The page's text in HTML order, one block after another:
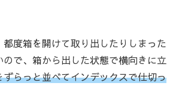
度箱を開けて取り出したりしまった
ので、箱から出した状態で横向きに立
らっと並べてインデックスで仕切っ